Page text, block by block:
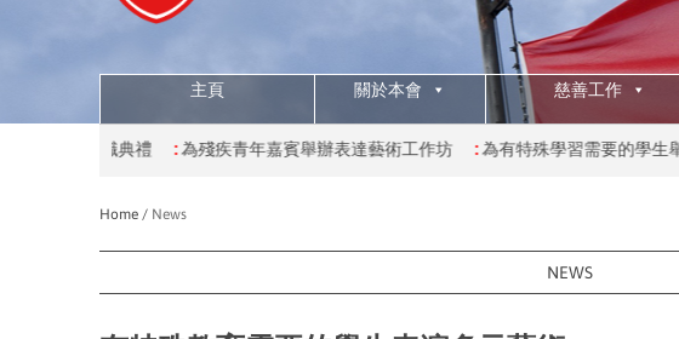
主頁 關於本會 慈善工作
為殘疾青年嘉賓舉辦表達藝術工作坊 :為有特殊學習需要的學生舉辦復活節派對
Home / News
NEWS